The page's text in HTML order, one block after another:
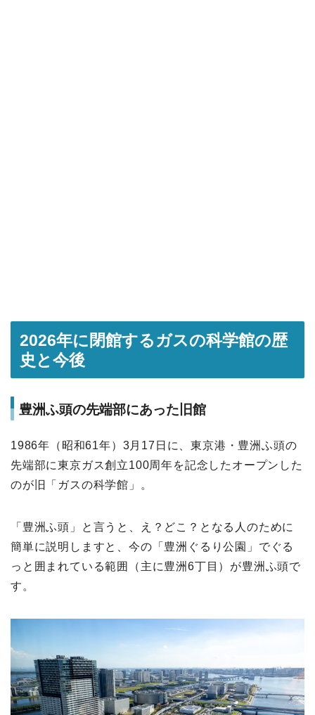
2026年に閉館するガスの科学館の歴
史と今後
豊洲ふ頭の先端部にあった旧館
1986年（昭和61年）3月17日に、東京港・豊洲ふ頭の
先端部に東京ガス創立100周年を記念したオープンした
のが旧「ガスの科学館」。
「豊洲ふ頭」と言うと、え？どこ？となる人のために
簡単に説明しますと、今の「豊洲ぐるり公園」でぐる
っと囲まれている範囲（主に豊洲6丁目）が豊洲ふ頭で
す。